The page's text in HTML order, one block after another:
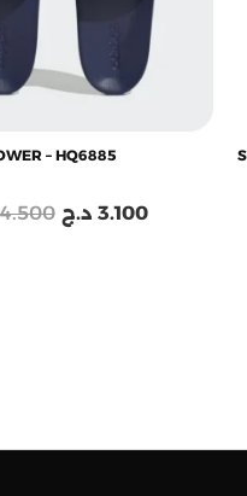
– HQ6885
4.500 3.100 د.ج